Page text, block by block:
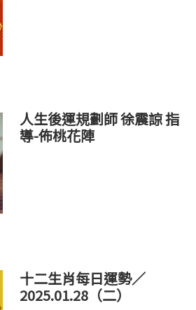
人生後運規劃師 徐震諒 指
導-佈桃花陣
十二生肖每日運勢／
2025.01.28（二）